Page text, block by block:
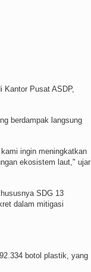
Pusat ASDP,
berdampak langsung
ingin meningkatkan
ekosistem laut," ujar
SDG 13
dalam mitigasi
botol plastik, yang